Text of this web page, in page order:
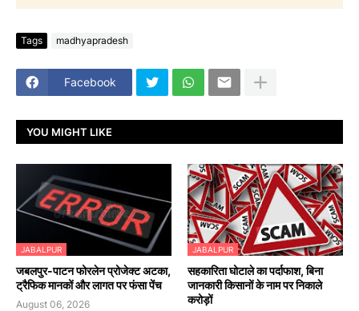
Tags madhyapradesh
Facebook
YOU MIGHT LIKE
JABALPUR
जबलपुर-पाटन फोरलेन प्रोजेक्ट अटका,
ट्रैफिक मानकों और लागत पर फंसा पेंच
August 06, 2026
JABALPUR
सहकारिता घोटाले का पर्दाफाश, बिना
जानकारी किसानों के नाम पर निकाले
करोड़ों